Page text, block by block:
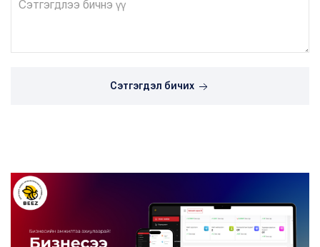
Сэтгэгдэл бичих